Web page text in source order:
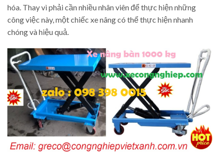
hóa. Thay vì phải cần nhiều nhân viên để thực hiện những
công việc này, một chiếc xe nâng có thể thực hiện nhanh
chóng và hiệu quả.